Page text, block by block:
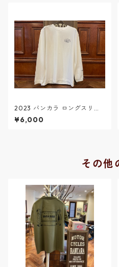
2023 バンカラ ロングスリー
ブＴシャツ 白
¥6,000
その他